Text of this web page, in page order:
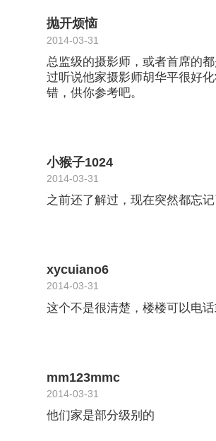
抛开烦恼
2014-03-31
总监级的摄影师，或者首席的
过听说他家摄影师胡华平很好
错，供你参考吧。
小猴子1024
2014-03-31
之前还了解过，现在突然都忘记
xycuiano6
2014-03-31
这个不是很清楚，楼楼可以电话
mm123mmc
2014-03-31
他们家是部分级别的